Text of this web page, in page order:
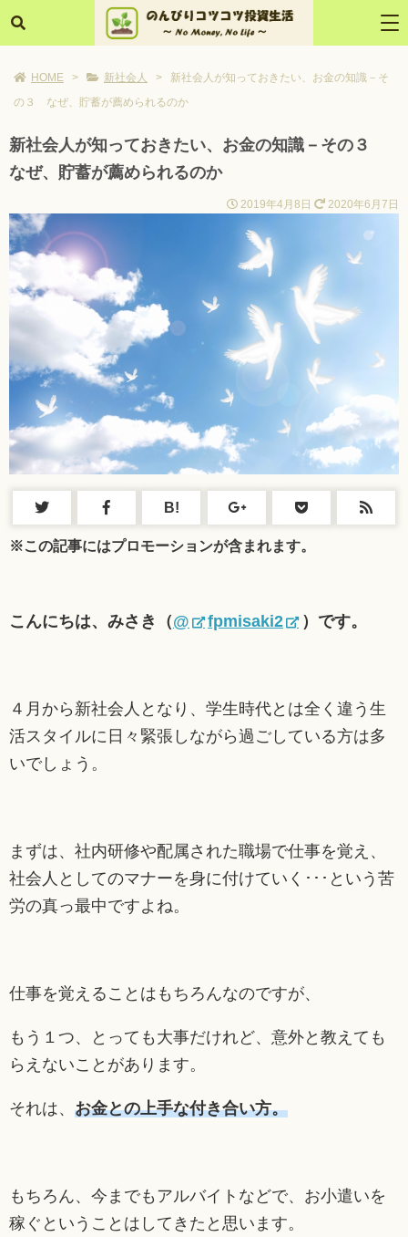
HOME > 新社会人 >
新社会人が知っておきたい、お金の知識－そ
の３ なぜ、貯蓄が薦められるのか
新社会人が知っておきたい、お金の知識－その３
なぜ、貯蓄が薦められるのか
2019年4月8日 2020年6月7日
B!
※この記事にはプロモーションが含まれます。
こんにちは、みさき（@ fpmisaki2 ）です。
４月から新社会人となり、学生時代とは全く違う生
活スタイルに日々緊張しながら過ごしている方は多
いでしょう。
まずは、社内研修や配属された職場で仕事を覚え、
社会人としてのマナーを身に付けていく･･･という苦
労の真っ最中ですよね。
仕事を覚えることはもちろんなのですが、
もう１つ、とっても大事だけれど、意外と教えても
らえないことがあります。
それは、 お金との上手な付き合い方。
もちろん、今までもアルバイトなどで、お小遣いを
稼ぐということはしてきたと思います。